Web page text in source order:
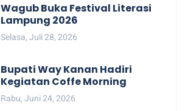
Wagub Buka Festival Literasi
Lampung 2026
Selasa, Juli 28, 2026
Bupati Way Kanan Hadiri
Kegiatan Coffe Morning
Rabu, Juni 24, 2026